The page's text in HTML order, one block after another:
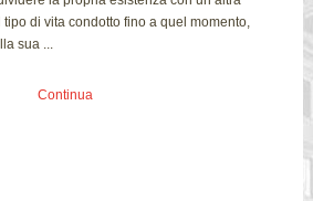
di vita condotto fino a quel momento,
sua ...
Continua